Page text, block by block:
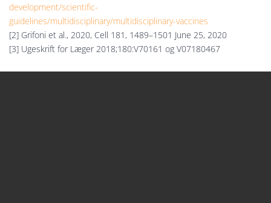
development/scientific-
guidelines/multidisciplinary/multidisciplinary-vaccines
[2] Grifoni et al., 2020, Cell 181, 1489–1501 June 25, 2020
[3] Ugeskrift for Læger 2018;180:V70161 og V07180467